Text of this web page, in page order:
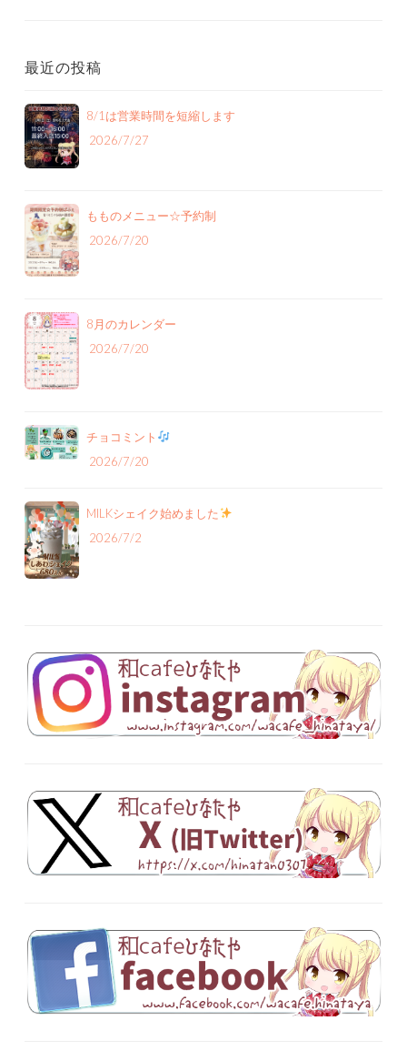
最近の投稿
8/1は営業時間を短縮します
2026/7/27
もものメニュー‪☆予約制
2026/7/20
8月のカレンダー
2026/7/20
チョコミント
2026/7/20
MILKシェイク始めました
2026/7/2